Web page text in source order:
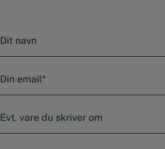
a
v
-
m
iv
t